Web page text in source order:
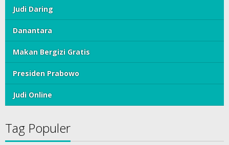
Judi Daring
Danantara
Makan Bergizi Gratis
Presiden Prabowo
Judi Online
Tag Populer